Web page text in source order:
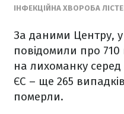
ІНФЕКЦІЙНА ХВОРОБА
За даними Центру, у
повідомили про
на лихоманку
ЄС – ще 265
померли.